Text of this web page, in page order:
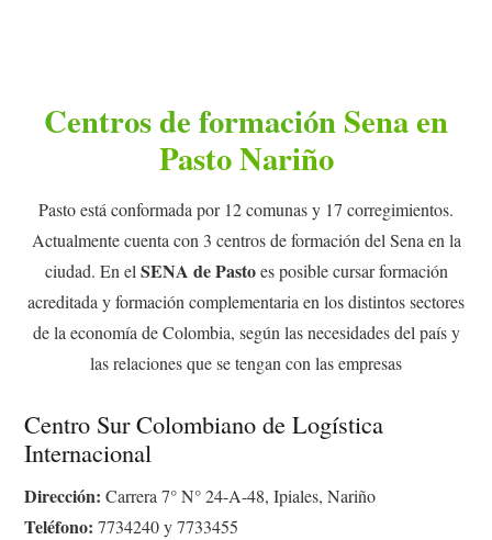
Centros de formaciónSena en
Pasto Nariño
Pasto está conformada por 12 comunas y 17 corregimientos.
Actualmente cuenta con 3 centros de formación del Sena en la
ciudad. En elSENA de Pastoes posible cursar formación
acreditada y formación complementaria en los distintos sectores
de la economía de Colombia, según las necesidades del país y
las relaciones que se tengan con las empresas
Centro Sur Colombiano de Logística
Internacional
Dirección: Carrera 7° N° 24-A-48, Ipiales, Nariño
Teléfono: 7734240 y 7733455